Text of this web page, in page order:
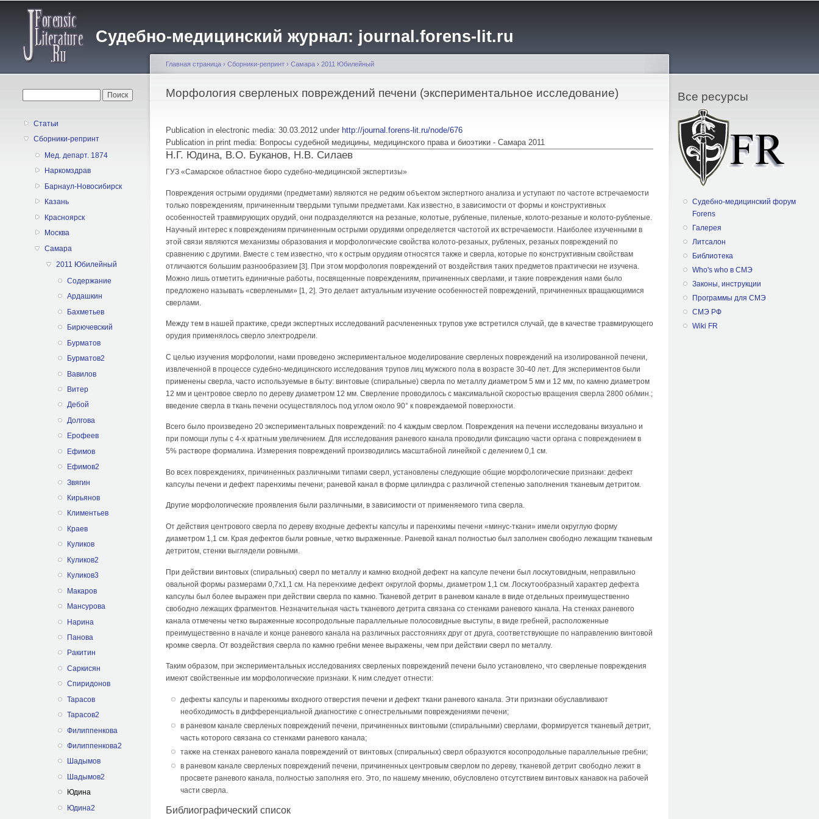
содержанию
Судебно-медицинский журнал: journal.forens-lit.ru
Статьи
Сборники-репринт
Мед. департ. 1874
Наркомздрав
Барнаул-Новосибирск
Казань
Красноярск
Москва
Самара
2011 Юбилейный
Содержание
Ардашкин
Бахметьев
Бирючевский
Бурматов
Бурматов2
Вавилов
Витер
Дебой
Долгова
Ерофеев
Ефимов
Ефимов2
Звягин
Кирьянов
Климентьев
Краев
Куликов
Куликов2
Куликов3
Макаров
Мансурова
Нарина
Панова
Ракитин
Саркисян
Спиридонов
Тарасов
Тарасов2
Филиппенкова
Филиппенкова2
Шадымов
Шадымов2
Юдина
Юдина2
Вы здесь
Главная страница › Сборники-репринт › Самара › 2011 Юбилейный
Морфология сверленых повреждений печени (экспериментальное исследование)
Publication in electronic media: 30.03.2012 under http://journal.forens-lit.ru/node/676
Publication in print media: Вопросы судебной медицины, медицинского права и биоэтики - Самара 2011
Н.Г. Юдина, В.О. Буканов, Н.В. Силаев
ГУЗ «Самарское областное бюро судебно-медицинской экспертизы»
Повреждения острыми орудиями (предметами) являются не редким объектом экспертного анализа и уступают по частоте встречаемости
только повреждениям, причиненным твердыми тупыми предметами. Как известно, в зависимости от формы и конструктивных
особенностей травмирующих орудий, они подразделяются на резаные, колотые, рубленые, пиленые, колото-резаные и колото-рубленые.
Научный интерес к повреждениям причиненным острыми орудиями определяется частотой их встречаемости. Наиболее изученными в
этой связи являются механизмы образования и морфологические свойства колото-резаных, рубленых, резаных повреждений по
сравнению с другими. Вместе с тем известно, что к острым орудиям относятся также и сверла, которые по конструктивным свойствам
отличаются большим разнообразием [3]. При этом морфология повреждений от воздействия таких предметов практически не изучена.
Можно лишь отметить единичные работы, посвященные повреждениям, причиненных сверлами, и такие повреждения нами было
предложено называть «сверлеными» [1, 2]. Это делает актуальным изучение особенностей повреждений, причиненных вращающимися
сверлами.
Между тем в нашей практике, среди экспертных исследований расчлененных трупов уже встретился случай, где в качестве травмирующего
орудия применялось сверло электродрели.
С целью изучения морфологии, нами проведено экспериментальное моделирование сверленых повреждений на изолированной печени,
извлеченной в процессе судебно-медицинского исследования трупов лиц мужского пола в возрасте 30-40 лет. Для экспериментов были
применены сверла, часто используемые в быту: винтовые (спиральные) сверла по металлу диаметром 5 мм и 12 мм, по камню диаметром
12 мм и центровое сверло по дереву диаметром 12 мм. Сверление проводилось с максимальной скоростью вращения сверла 2800 об/мин.;
введение сверла в ткань печени осуществлялось под углом около 90° к повреждаемой поверхности.
Всего было произведено 20 экспериментальных повреждений: по 4 каждым сверлом. Повреждения на печени исследованы визуально и
при помощи лупы с 4-х кратным увеличением. Для исследования раневого канала проводили фиксацию части органа с повреждением в
5% растворе формалина. Измерения повреждений производились масштабной линейкой с делением 0,1 см.
Во всех повреждениях, причиненных различными типами сверл, установлены следующие общие морфологические признаки: дефект
капсулы печени и дефект паренхимы печени; раневой канал в форме цилиндра с различной степенью заполнения тканевым детритом.
Другие морфологические проявления были различными, в зависимости от применяемого типа сверла.
От действия центрового сверла по дереву входные дефекты капсулы и паренхимы печени «минус-ткани» имели округлую форму
диаметром 1,1 см. Края дефектов были ровные, четко выраженные. Раневой канал полностью был заполнен свободно лежащим тканевым
детритом, стенки выглядели ровными.
При действии винтовых (спиральных) сверл по металлу и камню входной дефект на капсуле печени был лоскутовидным, неправильно
овальной формы размерами 0,7х1,1 см. На перенхиме дефект округлой формы, диаметром 1,1 см. Лоскутообразный характер дефекта
капсулы был более выражен при действии сверла по камню. Тканевой детрит в раневом канале в виде отдельных преимущественно
свободно лежащих фрагментов. Незначительная часть тканевого детрита связана со стенками раневого канала. На стенках раневого
канала отмечены четко выраженные косопродольные параллельные полосовидные выступы, в виде гребней, расположенные
преимущественно в начале и конце раневого канала на различных расстояниях друг от друга, соответствующие по направлению винтовой
кромке сверла. От воздействия сверла по камню гребни менее выражены, чем при действии сверл по металлу.
Таким образом, при экспериментальных исследованиях сверленых повреждений печени было установлено, что сверленые повреждения
имеют свойственные им морфологические признаки. К ним следует отнести:
дефекты капсулы и паренхимы входного отверстия печени и дефект ткани раневого канала. Эти признаки обуславливают
необходимость в дифференциальной диагностике с огнестрельными повреждениями печени;
в раневом канале сверленых повреждений печени, причиненных винтовыми (спиральными) сверлами, формируется тканевый детрит,
часть которого связана со стенками раневого канала;
также на стенках раневого канала повреждений от винтовых (спиральных) сверл образуются косопродольные параллельные гребни;
в раневом канале сверленых повреждений печени, причиненных центровым сверлом по дереву, тканевой детрит свободно лежит в
просвете раневого канала, полностью заполняя его. Это, по нашему мнению, обусловлено отсутствием винтовых канавок на рабочей
части сверла.
Библиографический список
Все ресурсы
Судебно-медицинский форум
Forens
Галерея
Литсалон
Библиотека
Who's who в СМЭ
Законы, инструкции
Программы для СМЭ
СМЭ РФ
Wiki FR